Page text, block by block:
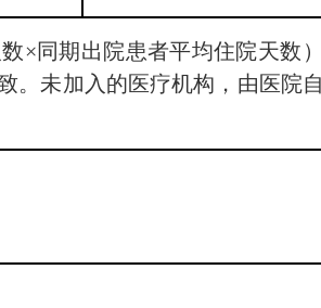
×同期出院患者平均住院天数
。未加入的医疗机构，由医院